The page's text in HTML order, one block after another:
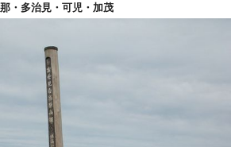
・多治見・可児・加茂